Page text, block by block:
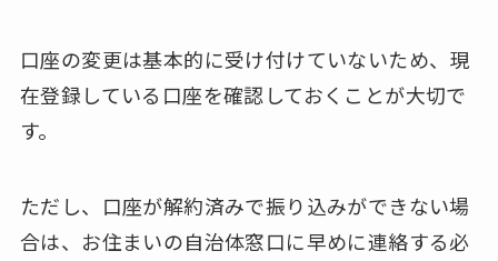
口座の変更は基本的に受け付けていないため、現
在登録している口座を確認しておくことが大切で
す。
ただし、口座が解約済みで振り込みができない場
合は、お住まいの自治体窓口に早めに連絡する必